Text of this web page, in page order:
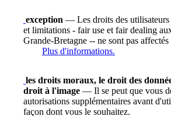
exception — Les droits des utilisateurs
et limitations - fair use et fair dealing
Grande-Bretagne -- ne sont pas
Plus d'informations.
les droits moraux, le droit des
droit à l'image — Il se peut que vous
autorisations supplémentaires avant
façon dont vous le souhaitez.